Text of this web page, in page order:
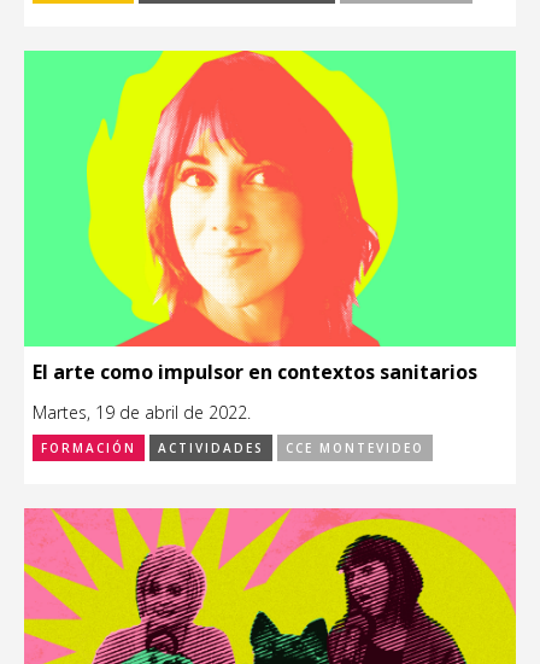
El arte como impulsor en contextos sanitarios
Martes, 19 de abril de 2022.
FORMACIÓN ACTIVIDADES CCE MONTEVIDEO